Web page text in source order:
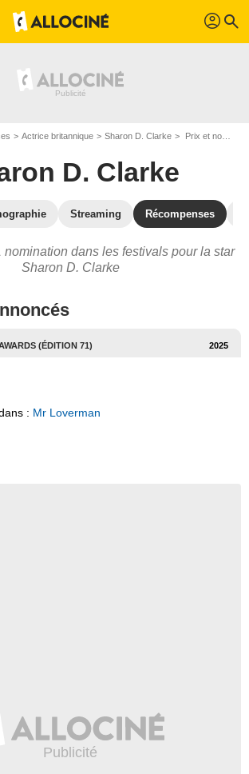
profil search
Actrice britannique Sharon D. Clarke Prix et nominations de Sharon D. Clarke
D. Clarke
Streaming Récompenses
nomination dans les festivals pour la star
Sharon D. Clarke
(ÉDITION 71) 2025
: Mr Loverman